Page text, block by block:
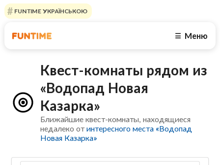
FUNTIME УКРАЇНСЬКОЮ
☰ Меню
Квест-комнаты рядом из
«Водопад Новая
Казарка»
Ближайшие квест-комнаты, находящиеся
недалеко отинтересного места «Водопад
Новая Казарка»